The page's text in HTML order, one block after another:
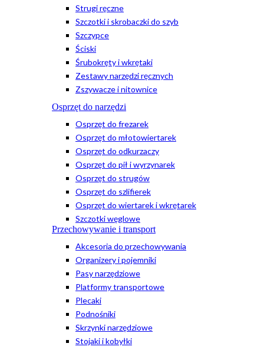
Strugi ręczne
Szczotki i skrobaczki do szyb
Szczypce
Ściski
Śrubokręty i wkrętaki
Zestawy narzędzi ręcznych
Zszywacze i nitownice
Osprzęt do narzędzi
Osprzęt do frezarek
Osprzęt do młotowiertarek
Osprzęt do odkurzaczy
Osprzęt do pił i wyrzynarek
Osprzęt do strugów
Osprzęt do szlifierek
Osprzęt do wiertarek i wkrętarek
Szczotki węglowe
Przechowywanie i transport
Akcesoria do przechowywania
Organizery i pojemniki
Pasy narzędziowe
Platformy transportowe
Plecaki
Podnośniki
Skrzynki narzędziowe
Stojaki i kobyłki